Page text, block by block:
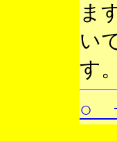
ま
い
す。
○